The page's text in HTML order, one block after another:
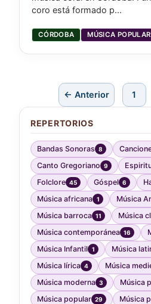
REPERTORIOS
Bandas Sonoras 8
Canto Gregoriano 9
Folclore 45 Góspel 6
Música africana 1 Música
Música barroca 11 Música
Música contemporánea 16
Música Infantil 1 Música
Música lírica 4 Música
Música moderna 3 Música
Música popular 29 Música
coro está formado p...
CÓRDOBA MÚSICA POPULAR
← Anterior 1